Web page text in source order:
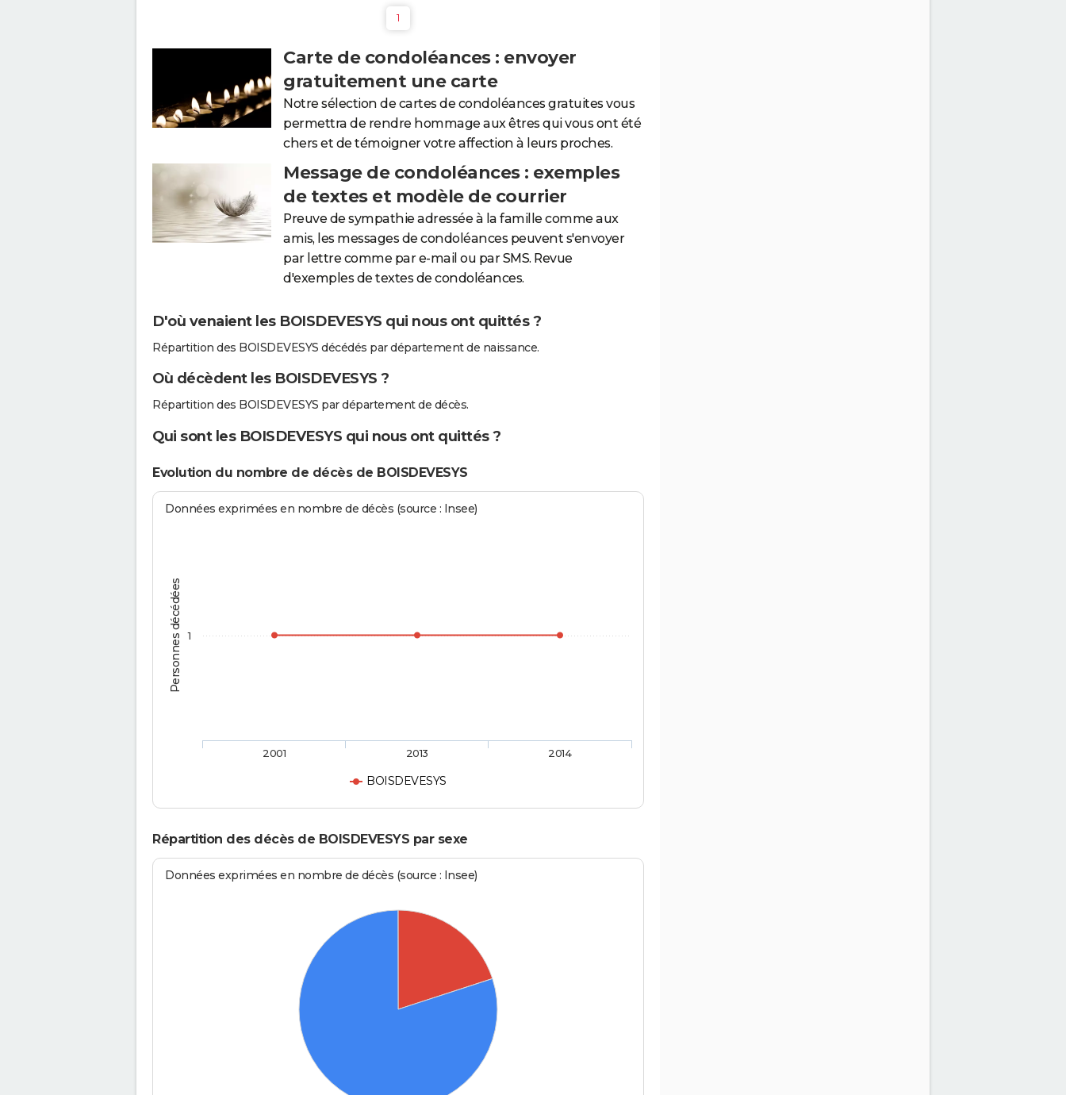
1
Carte de condoléances : envoyer
gratuitement une carte
Notre sélection de cartes de condoléances gratuites vous
permettra de rendre hommage aux êtres qui vous ont été
chers et de témoigner votre affection à leurs proches.
Message de condoléances : exemples
de textes et modèle de courrier
Preuve de sympathie adressée à la famille comme aux
amis, les messages de condoléances peuvent s'envoyer
par lettre comme par e-mail ou par SMS. Revue
d'exemples de textes de condoléances.
D'où venaient les BOISDEVESYS qui nous ont quittés ?
Répartition des BOISDEVESYS décédés par département de naissance.
Où décèdent les BOISDEVESYS ?
Répartition des BOISDEVESYS par département de décès.
Qui sont les BOISDEVESYS qui nous ont quittés ?
Evolution du nombre de décès de BOISDEVESYS
Personnes décédées
Données exprimées en nombre de décès (source : Insee)
BOISDEVESYS
2001 2013 2014
1
Répartition des décès de BOISDEVESYS par sexe
Données exprimées en nombre de décès (source : Insee)